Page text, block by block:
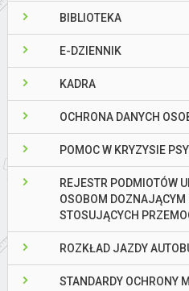
BIBLIOTEKA
E-DZIENNIK
KADRA
OCHRONA DANYCH
POMOC W KRYZYSIE
REJESTR PODMIOTÓW
OSOBOM DOZNAJĄCYM
STOSUJĄCYCH
ROZKŁAD JAZDY
STANDARDY OCHRONY